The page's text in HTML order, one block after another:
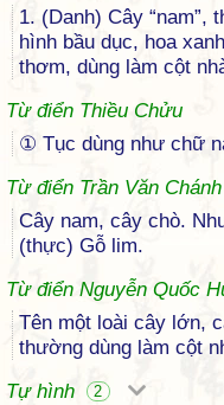
1. (Danh) Cây
hình bầu dục, hoa
thơm, dùng làm cột
Từ điển Thiều Chửu
① Tục dùng như chữ
Từ điển Trần Văn Chánh
Cây nam, cây chò.
(thực) Gỗ lim.
Từ điển Nguyễn Quốc
Tên một loài cây lớn,
thường dùng làm cột
Tự hình
2